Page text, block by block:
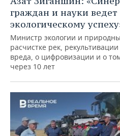
граждан и науки
экологическому
Министр экологии и
расчистке рек,
вреда, о цифровизации и о
через 10 лет